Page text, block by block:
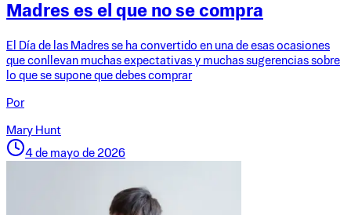
Madres es el que no se compra
El Día de las Madres se ha convertido en una de esas ocasiones
que conllevan muchas expectativas y muchas sugerencias sobre
lo que se supone que debes comprar
Por
Mary Hunt
4 de mayo de 2026